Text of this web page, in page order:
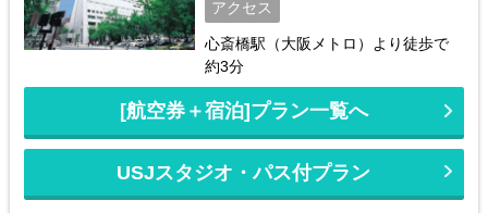
アクセス
心斎橋駅（大阪メトロ）より徒歩で
約3分
[航空券＋宿泊]プラン一覧へ
USJスタジオ・パス付プラン